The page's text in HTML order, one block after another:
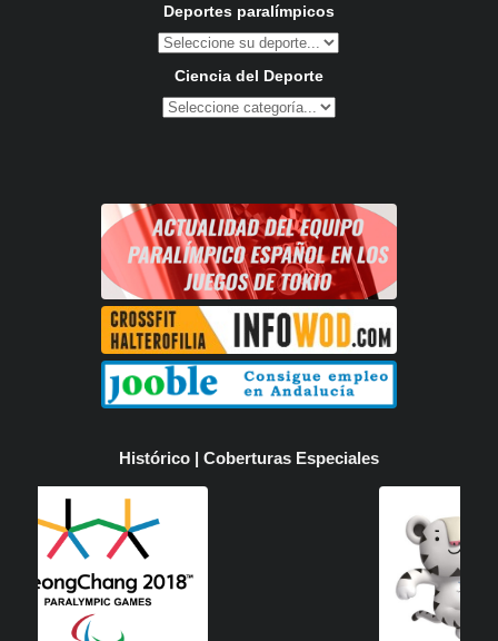
Deportes paralímpicos
Ciencia del Deporte
Histórico | Coberturas Especiales